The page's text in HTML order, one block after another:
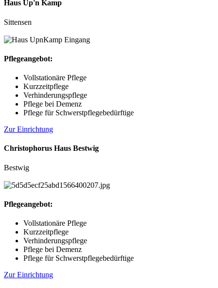
Haus Up'n Kamp
Sittensen
Pflegeangebot:
Vollstationäre Pflege
Kurzzeitpflege
Verhinderungspflege
Pflege bei Demenz
Pflege für Schwerstpflegebedürftige
Zur Einrichtung
Christophorus Haus Bestwig
Bestwig
Pflegeangebot:
Vollstationäre Pflege
Kurzzeitpflege
Verhinderungspflege
Pflege bei Demenz
Pflege für Schwerstpflegebedürftige
Zur Einrichtung